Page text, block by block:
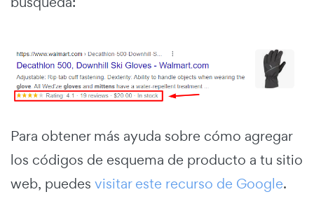
Para obtener más ayuda sobre cómo agregar
los códigos de esquema de producto a tu sitio
web, puedes visitar este recurso de Google.